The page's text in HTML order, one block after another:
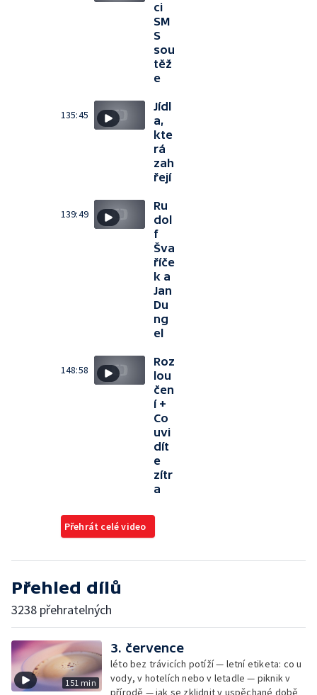
ci
SM
S
sou
těž
e
135:45
Jídl
a,
kte
rá
zah
řejí
139:49
Ru
dol
f
Šva
říče
k a
Jan
Du
ng
el
148:58
Roz
lou
čen
í +
Co
uvi
dít
e
zítr
a
Přehrát celé video
Přehled dílů
3238 přehratelných
151 min
3. července
léto bez trávicích potíží — letní etiketa: co u
vody, v hotelích nebo v letadle — piknik v
přírodě — jak se zklidnit v uspěchané době